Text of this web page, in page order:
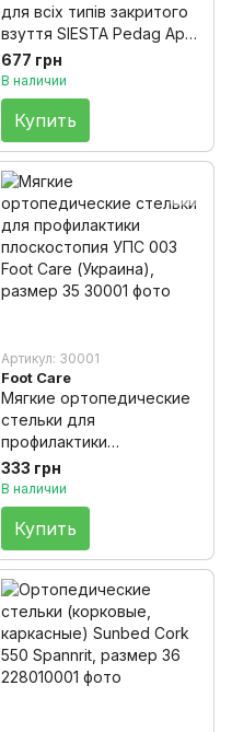
для всіх типів закритого
взуття SIESTA Pedag Арт.
154 розмір 35
677 грн
В наличии
Купить
Артикул: 30001
Foot Care
Мягкие ортопедические
стельки для
профилактики
плоскостопия УПС 003
Foot Care (Украина),
размер 35
333 грн
В наличии
Купить